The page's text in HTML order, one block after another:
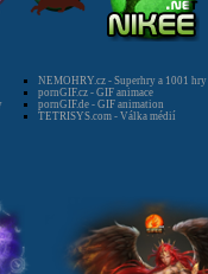
NEMOHRY.cz - Superhry a 1001 hry
pornGIF.cz - GIF animace
pornGIF.de - GIF animation
TETRISYS.com - Válka médií